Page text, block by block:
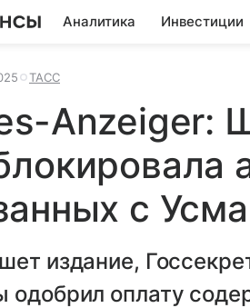
Аналитика Инвестиции
ТАСС
Anzeiger:
с
издание,
одобрил оплату